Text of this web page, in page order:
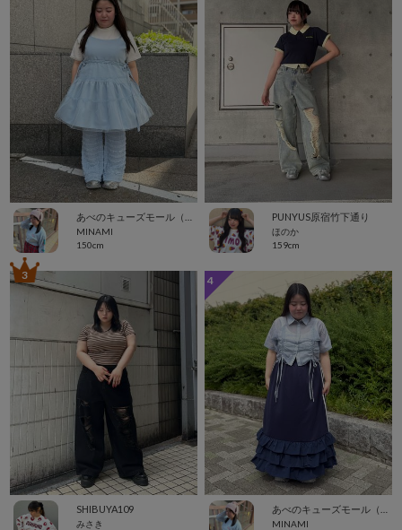
MINAMI
150cm
PUNYUS原宿竹下通り
ほのか
159cm
SHIBUYA109
みさき
3
MINAMI
4